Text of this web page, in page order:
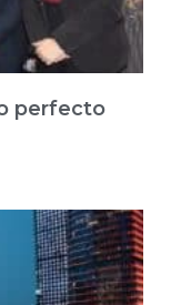
perfecto